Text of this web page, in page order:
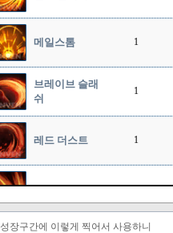
메일스톰 1
브레이브 슬래
쉬
1
레드 더스트 1
소드 스톰 1
성장구간에 이렇게 찍어서 사용하니